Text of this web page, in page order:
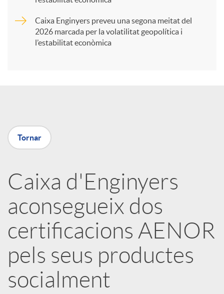
X
r
x
e
s
Caixa Enginyers preveu una segona meitat del
2026 marcada per la volatilitat geopolítica i
l’estabilitat econòmica
Tornar
Caixa d'Enginyers
aconsegueix dos
certificacions AENOR
pels seus productes
socialment